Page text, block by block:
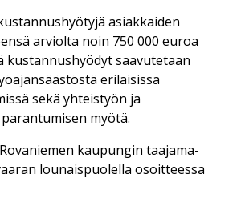
asiakkaiden
arviolta noin 750 000 euroa
kustannushyödyt saavutetaan
erilaisissa
sekä yhteistyön ja
myötä.
kaupungin taajama-
lounaispuolella osoitteessa